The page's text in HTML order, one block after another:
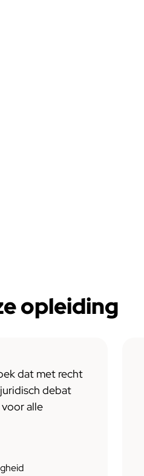
opleiding
dat met recht
debat
alle